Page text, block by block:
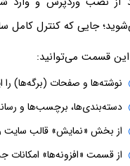
جایی که کنترل کامل
قسمت می‌توانید:
نوشته‌ها و صفحات (برگه‌ها) را
دسته‌بندی‌ها، برچسب‌ها و
از بخش «نمایش» قالب سایت را
از قسمت «افزونه‌ها» امکانات